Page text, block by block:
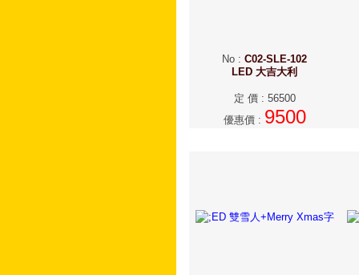
No : C02-SLE-102
LED 大吉大利
定 價: 56500
優惠價: 9500